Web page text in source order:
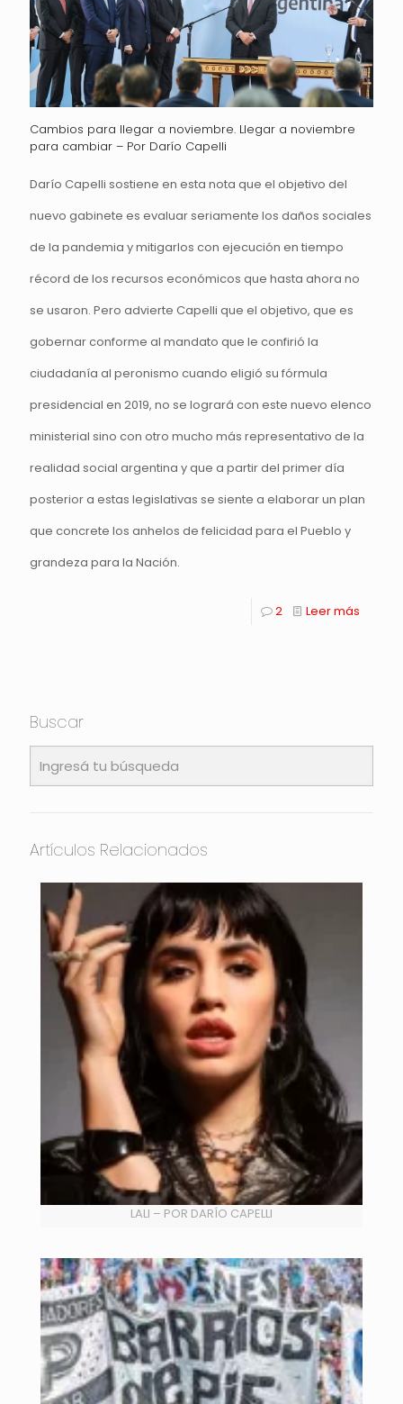
Cambios para llegar a noviembre. Llegar a noviembre
para cambiar – Por Darío Capelli
Darío Capelli sostiene en esta nota que el objetivo del
nuevo gabinete es evaluar seriamente los daños sociales
de la pandemia y mitigarlos con ejecución en tiempo
récord de los recursos económicos que hasta ahora no
se usaron. Pero advierte Capelli que el objetivo, que es
gobernar conforme al mandato que le confirió la
ciudadanía al peronismo cuando eligió su fórmula
presidencial en 2019, no se logrará con este nuevo elenco
ministerial sino con otro mucho más representativo de la
realidad social argentina y que a partir del primer día
posterior a estas legislativas se siente a elaborar un plan
que concrete los anhelos de felicidad para el Pueblo y
grandeza para la Nación.
2 Leer más
Buscar
Artículos Relacionados
LALI – POR DARÍO CAPELLI